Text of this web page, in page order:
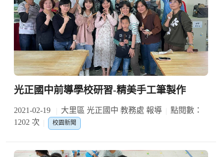
光正國中前導學校研習-精美手工筆製作
2021-02-19 大里區 光正國中 教務處 報導
點閱數：
1202 次
校園新聞